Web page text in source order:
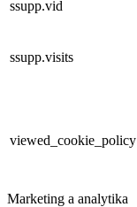
ssupp.vid
ssupp.visits
viewed_cookie_policy
Marketing a analytika